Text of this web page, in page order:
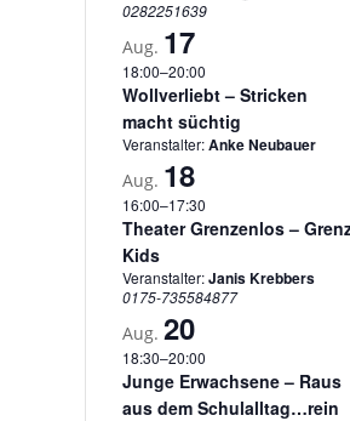
0282251639
Aug. 17
18:00–20:00
Wollverliebt – Stricken
macht süchtig
Veranstalter:Anke Neubauer
Aug. 18
16:00–17:30
Theater Grenzenlos –
Kids
Veranstalter:Janis Krebbers
0175-735584877
Aug.20
18:30–20:00
Junge Erwachsene – Raus
aus dem Schulalltag…rein